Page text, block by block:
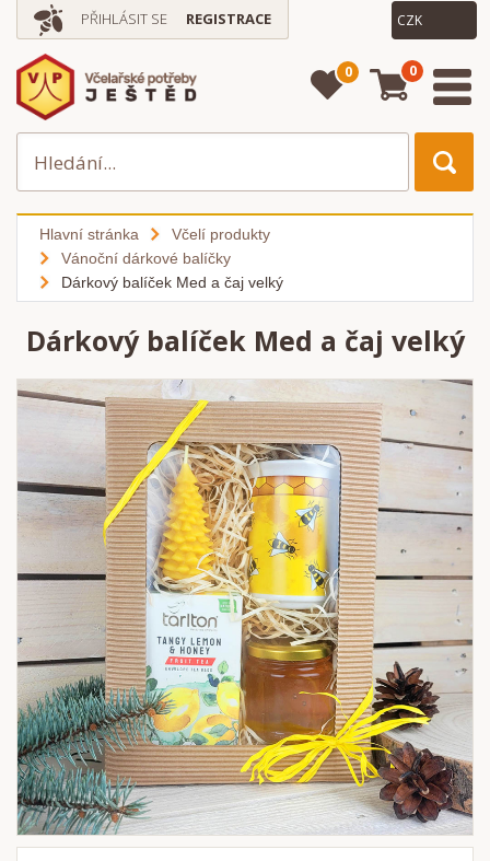
PŘIHLÁSIT SE REGISTRACE
0 0
Hlavní stránka
Včelí produkty
Vánoční dárkové balíčky
Dárkový balíček Med a čaj velký
Dárkový balíček Med a čaj velký